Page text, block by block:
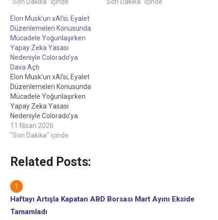
Elon Musk’un xAI’si, Eyalet
Düzenlemeleri Konusunda
Mücadele Yoğunlaşırken
Yapay Zeka Yasası
Nedeniyle Colorado’ya
Dava Açtı
Elon Musk'un xAI'si, Eyalet
Düzenlemeleri Konusunda
Mücadele Yoğunlaşırken
Yapay Zeka Yasası
Nedeniyle Colorado'ya
Dava AçtıMadeni Para
FiyatlarıBTC$72,840,000,82%.
11 Nisan 2026
"Son Dakika" içinde
Related Posts:
Haftayı Artışla Kapatan ABD Borsası Mart Ayını Ekside
Tamamladı